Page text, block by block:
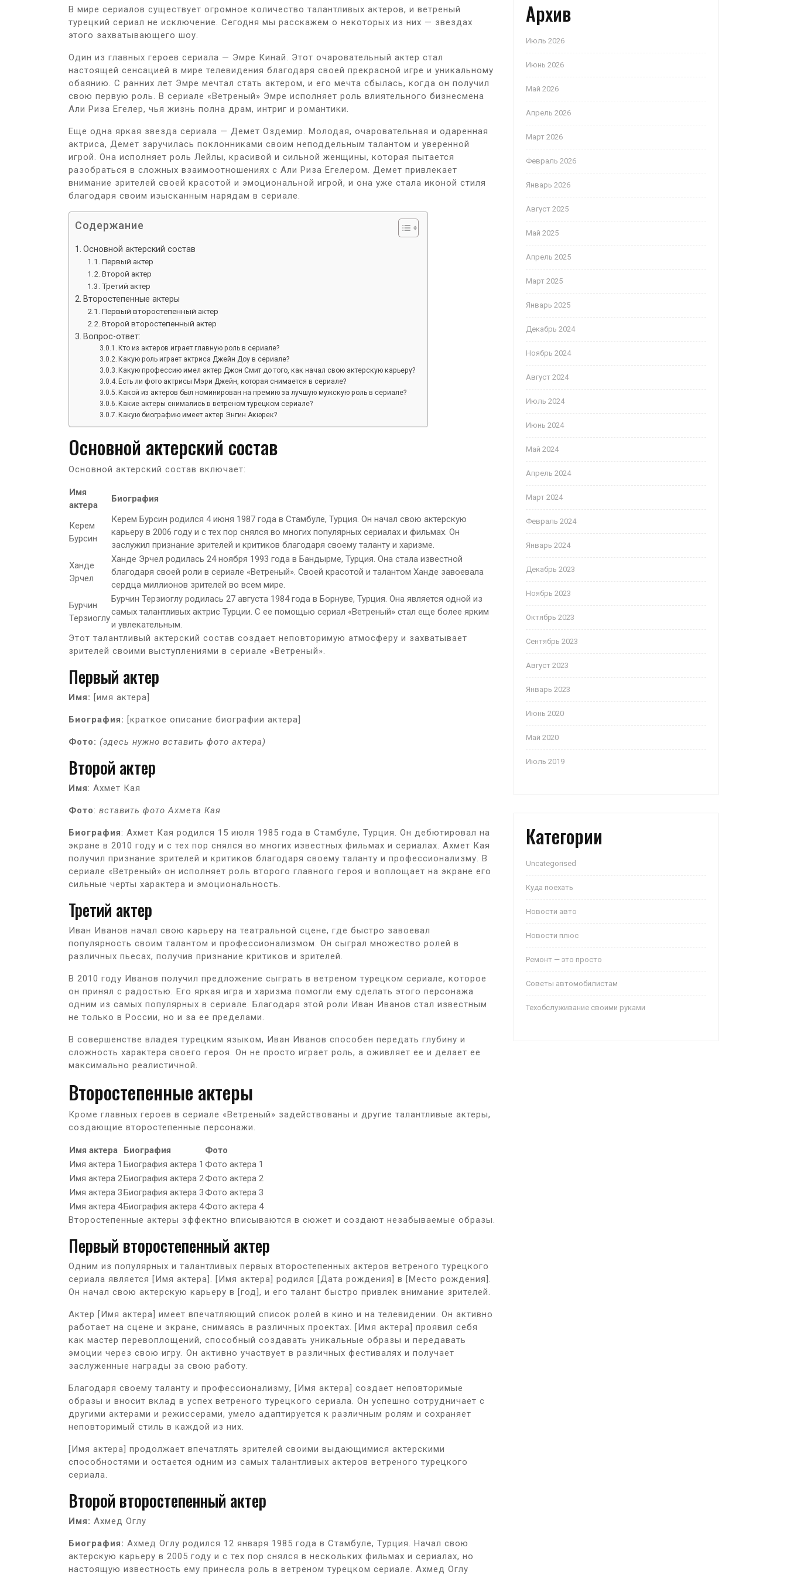
В мире сериалов существует огромное количество талантливых актеров, и ветреный
турецкий сериал не исключение. Сегодня мы расскажем о некоторых из них — звездах
этого захватывающего шоу.
Один из главных героев сериала — Эмре Кинай. Этот очаровательный актер стал
настоящей сенсацией в мире телевидения благодаря своей прекрасной игре и уникальному
обаянию. С ранних лет Эмре мечтал стать актером, и его мечта сбылась, когда он получил
свою первую роль. В сериале «Ветреный» Эмре исполняет роль влиятельного бизнесмена
Али Риза Егелер, чья жизнь полна драм, интриг и романтики.
Еще одна яркая звезда сериала — Демет Оздемир. Молодая, очаровательная и одаренная
актриса, Демет заручилась поклонниками своим неподдельным талантом и уверенной
игрой. Она исполняет роль Лейлы, красивой и сильной женщины, которая пытается
разобраться в сложных взаимоотношениях с Али Риза Егелером. Демет привлекает
внимание зрителей своей красотой и эмоциональной игрой, и она уже стала иконой стиля
благодаря своим изысканным нарядам в сериале.
Содержание
Основной актерский состав
Первый актер
Второй актер
Третий актер
Второстепенные актеры
Первый второстепенный актер
Второй второстепенный актер
Вопрос-ответ:
Кто из актеров играет главную роль в сериале?
Какую роль играет актриса Джейн Доу в сериале?
Какую профессию имел актер Джон Смит до того, как начал свою актерскую карьеру?
Есть ли фото актрисы Мэри Джейн, которая снимается в сериале?
Какой из актеров был номинирован на премию за лучшую мужскую роль в сериале?
Какие актеры снимались в ветреном турецком сериале?
Какую биографию имеет актер Энгин Акюрек?
Основной актерский состав
Основной актерский состав включает:
Имя
актера
Биография
Керем
Бурсин
Керем Бурсин родился 4 июня 1987 года в Стамбуле, Турция. Он начал свою актерскую
карьеру в 2006 году и с тех пор снялся во многих популярных сериалах и фильмах. Он
заслужил признание зрителей и критиков благодаря своему таланту и харизме.
Ханде
Эрчел
Ханде Эрчел родилась 24 ноября 1993 года в Бандырме, Турция. Она стала известной
благодаря своей роли в сериале «Ветреный». Своей красотой и талантом Ханде завоевала
сердца миллионов зрителей во всем мире.
Бурчин
Терзиоглу
Бурчин Терзиоглу родилась 27 августа 1984 года в Борнуве, Турция. Она является одной из
самых талантливых актрис Турции. С ее помощью сериал «Ветреный» стал еще более ярким
и увлекательным.
Этот талантливый актерский состав создает неповторимую атмосферу и захватывает
зрителей своими выступлениями в сериале «Ветреный».
Первый актер
Имя: [имя актера]
Биография: [краткое описание биографии актера]
Фото: (здесь нужно вставить фото актера)
Второй актер
Имя: Ахмет Кая
Фото: вставить фото Ахмета Кая
Биография: Ахмет Кая родился 15 июля 1985 года в Стамбуле, Турция. Он дебютировал на
экране в 2010 году и с тех пор снялся во многих известных фильмах и сериалах. Ахмет Кая
получил признание зрителей и критиков благодаря своему таланту и профессионализму. В
сериале «Ветреный» он исполняет роль второго главного героя и воплощает на экране его
сильные черты характера и эмоциональность.
Третий актер
Иван Иванов начал свою карьеру на театральной сцене, где быстро завоевал
популярность своим талантом и профессионализмом. Он сыграл множество ролей в
различных пьесах, получив признание критиков и зрителей.
В 2010 году Иванов получил предложение сыграть в ветреном турецком сериале, которое
он принял с радостью. Его яркая игра и харизма помогли ему сделать этого персонажа
одним из самых популярных в сериале. Благодаря этой роли Иван Иванов стал известным
не только в России, но и за ее пределами.
В совершенстве владея турецким языком, Иван Иванов способен передать глубину и
сложность характера своего героя. Он не просто играет роль, а оживляет ее и делает ее
максимально реалистичной.
Второстепенные актеры
Кроме главных героев в сериале «Ветреный» задействованы и другие талантливые актеры,
создающие второстепенные персонажи.
Имя актера Биография
Фото
Имя актера 1 Биография актера 1 Фото актера 1
Имя актера 2 Биография актера 2Фото актера 2
Имя актера 3 Биография актера 3Фото актера 3
Имя актера 4 Биография актера 4Фото актера 4
Второстепенные актеры эффектно вписываются в сюжет и создают незабываемые образы.
Первый второстепенный актер
Одним из популярных и талантливых первых второстепенных актеров ветреного турецкого
сериала является [Имя актера]. [Имя актера] родился [Дата рождения] в [Место рождения].
Он начал свою актерскую карьеру в [год], и его талант быстро привлек внимание зрителей.
Актер [Имя актера] имеет впечатляющий список ролей в кино и на телевидении. Он активно
работает на сцене и экране, снимаясь в различных проектах. [Имя актера] проявил себя
как мастер перевоплощений, способный создавать уникальные образы и передавать
эмоции через свою игру. Он активно участвует в различных фестивалях и получает
заслуженные награды за свою работу.
Благодаря своему таланту и профессионализму, [Имя актера] создает неповторимые
образы и вносит вклад в успех ветреного турецкого сериала. Он успешно сотрудничает с
другими актерами и режиссерами, умело адаптируется к различным ролям и сохраняет
неповторимый стиль в каждой из них.
[Имя актера] продолжает впечатлять зрителей своими выдающимися актерскими
способностями и остается одним из самых талантливых актеров ветреного турецкого
сериала.
Второй второстепенный актер
Имя: Ахмед Оглу
Биография: Ахмед Оглу родился 12 января 1985 года в Стамбуле, Турция. Начал свою
актерскую карьеру в 2005 году и с тех пор снялся в нескольких фильмах и сериалах, но
настоящую известность ему принесла роль в ветреном турецком сериале. Ахмед Оглу
Архив
Июль 2026
Июнь 2026
Май 2026
Апрель 2026
Март 2026
Февраль 2026
Январь 2026
Август 2025
Май 2025
Апрель 2025
Март 2025
Январь 2025
Декабрь 2024
Ноябрь 2024
Август 2024
Июль 2024
Июнь 2024
Май 2024
Апрель 2024
Март 2024
Февраль 2024
Январь 2024
Декабрь 2023
Ноябрь 2023
Октябрь 2023
Сентябрь 2023
Август 2023
Январь 2023
Июнь 2020
Май 2020
Июль 2019
Категории
Uncategorised
Куда поехать
Новости авто
Новости плюс
Ремонт — это просто
Советы автомобилистам
Техобслуживание своими руками